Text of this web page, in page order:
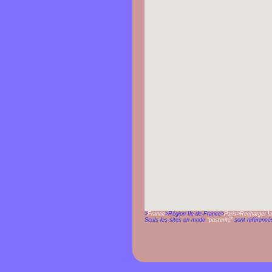
>France>Région Île-de-France>Paris>Recharger
Seuls les sites en mode "posterité"sont